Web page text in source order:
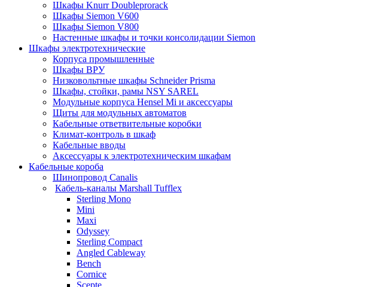
Шкафы Knurr Doubleprorack
Шкафы Siemon V600
Шкафы Siemon V800
Настенные шкафы и точки консолидации Siemon
Шкафы электротехнические
Корпуса промышленные
Шкафы ВРУ
Низковольтные шкафы Schneider Prisma
Шкафы, стойки, рамы NSY SAREL
Модульные корпуса Hensel Mi и аксессуары
Щиты для модульных автоматов
Кабельные ответвительные коробки
Климат-контроль в шкаф
Кабельные вводы
Аксессуары к электротехническим шкафам
Кабельные короба
Шинопровод Canalis
Кабель-каналы Marshall Tufflex
Sterling Mono
Mini
Maxi
Odyssey
Sterling Compact
Angled Cableway
Bench
Cornice
Scepte